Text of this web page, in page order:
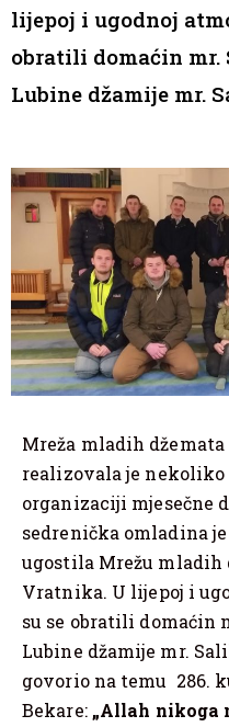
lijepoj i ugodnoj
obratili domaćin mr.
Lubine džamije mr.
Mreža mladih
realizovala je nekoliko
organizaciji mjesečne
sedrenička omladina je
ugostila Mrežu mladih
Vratnika. U lijepoj i
su se obratili domaćin
Lubine džamije mr.
govorio na temu 286.
Bekare: „Allah nikoga